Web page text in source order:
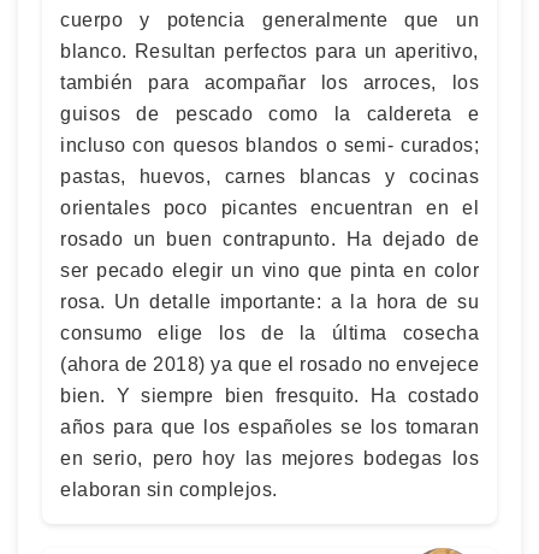
cuerpo y potencia generalmente que un
blanco. Resultan perfectos para un aperitivo,
también para acompañar los arroces, los
guisos de pescado como la caldereta e
incluso con quesos blandos o semi- curados;
pastas, huevos, carnes blancas y cocinas
orientales poco picantes encuentran en el
rosado un buen contrapunto. Ha dejado de
ser pecado elegir un vino que pinta en color
rosa. Un detalle importante: a la hora de su
consumo elige los de la última cosecha
(ahora de 2018) ya que el rosado no envejece
bien. Y siempre bien fresquito. Ha costado
años para que los españoles se los tomaran
en serio, pero hoy las mejores bodegas los
elaboran sin complejos.